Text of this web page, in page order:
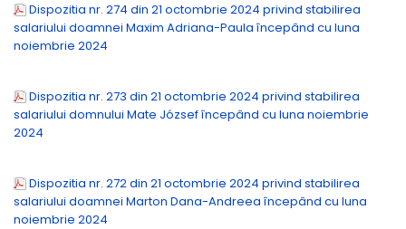
Dispozitia nr. 274 din 21 octombrie 2024 privind stabilirea
salariului doamnei Maxim Adriana-Paula începând cu luna
noiembrie 2024
Dispozitia nr. 273 din 21 octombrie 2024 privind stabilirea
salariului domnului Mate József începând cu luna noiembrie
2024
Dispozitia nr. 272 din 21 octombrie 2024 privind stabilirea
salariului doamnei Marton Dana-Andreea începând cu luna
noiembrie 2024